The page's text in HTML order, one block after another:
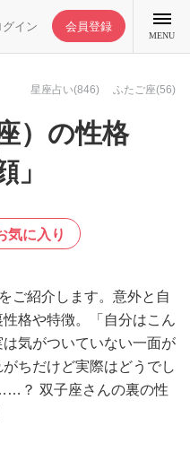
グイン 会員登録
MENU
星座占い(846) ふたご座(56)
）の性格
」
気に入り
ご紹介します。意外と自
格や特徴。「自分はこん
気がついていない一面が
ちだけど実際はどうでし
？ 双子座さんの裏の性